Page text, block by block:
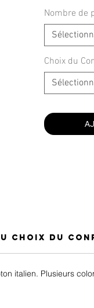
Nombre de
Choix du
choix du
italien. Plusieurs